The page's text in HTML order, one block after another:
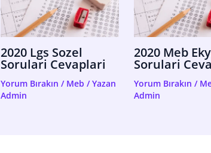
2020 Lgs Sozel
Sorulari Cevaplari
Yorum Bırakın / Meb / Yazan
Admin
2020 Meb
Sorulari
Yorum Bırakın /
Admin